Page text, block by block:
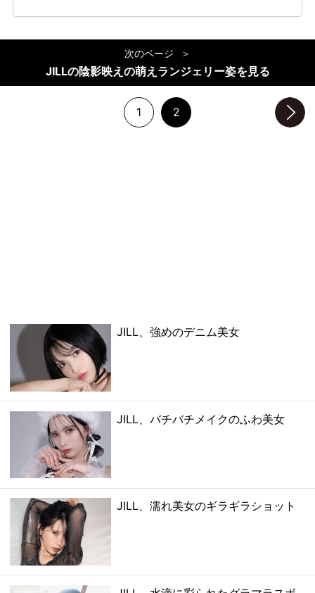
次のページ
JILLの陰影映えの萌えランジェリー姿を見る
1 2
JILL、強めのデニム美女
JILL、バチバチメイクのふわ美女
JILL、濡れ美女のギラギラショット